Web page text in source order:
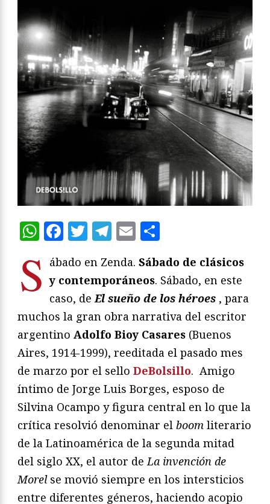
WhatsApp
Facebook
Twitter
Telegram
Email
S ábado en Zenda. Sábado de clásicos
y contemporáneos. Sábado, en este
caso, deEl sueño de los héroes , para
muchos la gran obra narrativa del escritor
argentino Adolfo Bioy Casares (Buenos
Aires, 1914-1999), reeditada el pasado mes
de marzo por el sello DeBolsillo. Amigo
íntimo de Jorge Luis Borges, esposo de
Silvina Ocampo y figura central en lo que la
crítica resolvió denominar el boom literario
de la Latinoamérica de la segunda mitad
del siglo XX, el autor deLa invención de
Morel se movió siempre en los intersticios
entre diferentes géneros, haciendo acopio